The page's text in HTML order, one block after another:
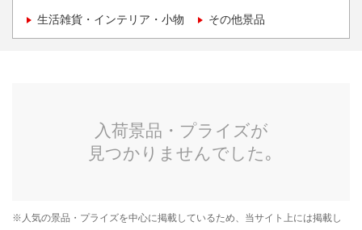
生活雑貨・インテリア・小物 その他景品